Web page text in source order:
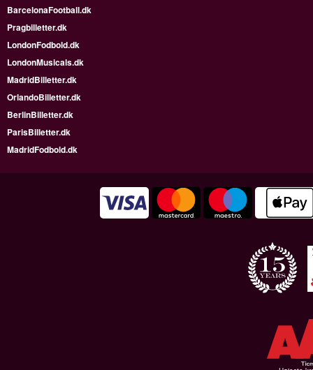
BarcelonaFootball.dk
Pragbilletter.dk
LondonFodbold.dk
LondonMusicals.dk
MadridBilletter.dk
OrlandoBilletter.dk
BerlinBilletter.dk
ParisBilletter.dk
MadridFodbold.dk